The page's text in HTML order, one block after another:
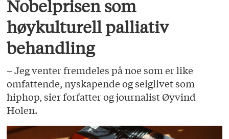
Nobelprisen som
høykulturell palliativ
behandling
– Jeg venter fremdeles på noe som er like
omfattende, nyskapende og seiglivet som
hiphop, sier forfatter og journalist Øyvind
Holen.